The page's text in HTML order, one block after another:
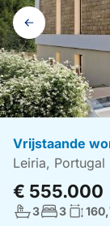
Galerij
navigatie
Vrijstaande
Leiria, Portugal
€ 555.000
Aantal
3Aantal
3